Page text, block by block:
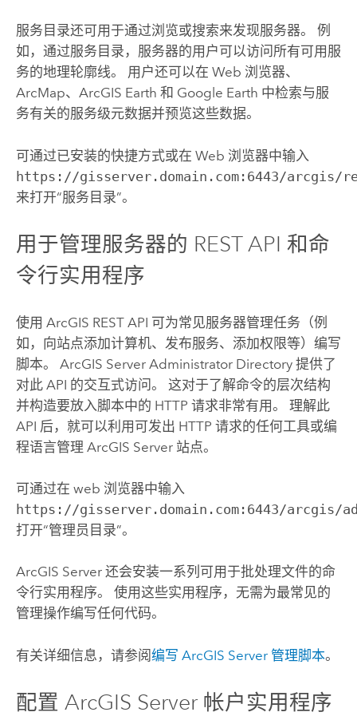
服务目录还可用于通过浏览或搜索来发现服务器。 例
如，通过服务目录，服务器的用户可以访问所有可用服
务的地理轮廓线。 用户还可以在 Web 浏览器、
ArcMap、 ArcGIS Earth 和 Google Earth 中检索与服
务有关的服务级元数据并预览这些数据。
可通过已安装的快捷方式或在 Web 浏览器中输入
https://gisserver.domain.com:6443/arcgis/
来打开“服务目录”。
用于管理服务器的 REST API 和命
令行实用程序
使用 ArcGIS REST API 可为常见服务器管理任务（例
如，向站点添加计算机、发布服务、添加权限等）编写
脚本。 ArcGIS Server Administrator Directory 提供了
对此 API 的交互式访问。 这对于了解命令的层次结构
并构造要放入脚本中的 HTTP 请求非常有用。 理解此
API 后，就可以利用可发出 HTTP 请求的任何工具或编
程语言管理 ArcGIS Server站点。
可通过在 web 浏览器中输入
https://gisserver.domain.com:6443/arcgis/
打开“管理员目录”。
ArcGIS Server还会安装一系列可用于批处理文件的命
令行实用程序。 使用这些实用程序，无需为最常见的
管理操作编写任何代码。
有关详细信息，请参阅编写 ArcGIS Server管理脚本。
配置 ArcGIS Server 帐户实用程序